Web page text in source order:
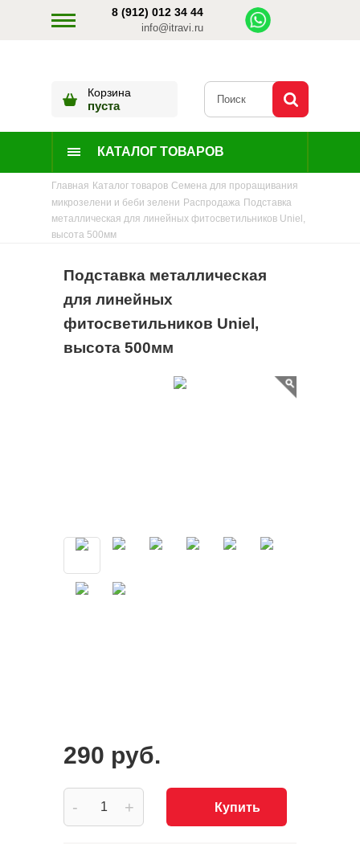
8 (912) 012 34 44
info@itravi.ru
Корзина
пуста
КАТАЛОГ ТОВАРОВ
Главная Каталог товаров Семена для проращивания
микрозелени и беби зелени Распродажа Подставка
металлическая для линейных фитосветильников Uniel,
высота 500мм
Подставка металлическая
для линейных
фитосветильников Uniel,
высота 500мм
290 руб.
+
- Купить